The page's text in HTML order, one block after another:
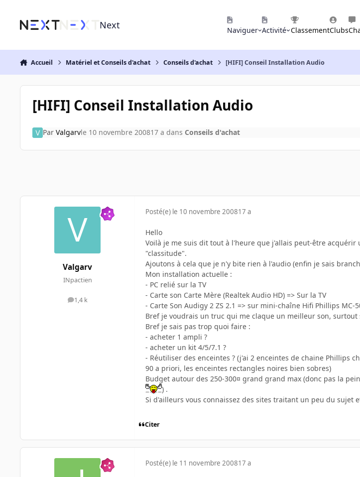
Next Naviguer Activité ClassementClubs
Accueil Matériel et Conseils d'achat Conseils d'achat [HIFI] Conseil Installation Audio
[HIFI] Conseil Installation Audio
Par Valgarvle 10 novembre 200817 a dans Conseils d'achat
Valgarv
INpactien
1,4 k
messages
Posté(e) le 10 novembre 200817 a
Hello
Voilà je me suis dit tout à l'heure que j'allais peut-être
"classitude".
Ajoutons à cela que je n'y bite rien à l'audio (enfin je sais
Mon installation actuelle :
- PC relié sur la TV
- Carte son Carte Mère (Realtek Audio HD) => Sur la TV
- Carte Son Audigy 2 ZS 2.1 => sur mini-chaîne Hifi Phillips
Bref je voudrais un truc qui me claque un meilleur son,
Bref je sais pas trop quoi faire :
- acheter 1 ampli ?
- acheter un kit 4/5/7.1 ?
- Réutiliser des enceintes ? (j'ai 2 enceintes de chaine Phillips
90 a priori, les enceintes rectangles noires bien sobres)
Budget autour des 250-300¤ grand grand max (donc pas la
) .
Si d'ailleurs vous connaissez des sites traitant un peu du sujet
Citer
Posté(e) le 11 novembre 200817 a